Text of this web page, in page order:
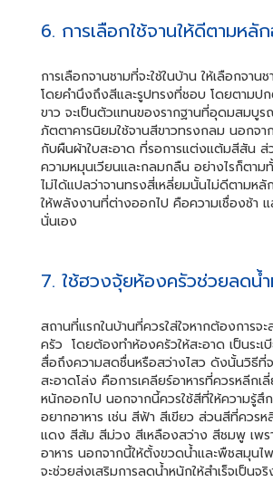
6. การเลือกใช้จานให้ดีตามหลั
การเลือกจานชามที่จะใช้ในบ้าน ให้เลือกจาน
โดยคำนึงถึงสีและรูปทรงที่ชอบ โดยตามป
ขาว จะเป็นตัวแทนของรากฐานที่อุดมสมบู
ภัตตาคารนิยมใช้จานสีขาวทรงกลม นอกจา
กับผืนผ้าใบสะอาด ที่รอการแต่งแต้มสีสัน
ความหมุนเวียนและกลมกลืน อย่างไรก็ตา
ไม่ได้แปลว่าจานทรงสี่เหลี่ยมนั้นไม่ดีตามห
ให้พลังงานที่ต่างออกไป คือความเชื่องช้า
นั่นเอง
7. ใช้ฮวงจุ้ยห้องครัวช่วยลดน้
สถานที่แรกในบ้านที่ควรใส่ใจหากต้องการจ
ครัว โดยต้องทำห้องครัวให้สะอาด เป็นระเ
สื่อถึงความสดชื่นหรือสว่างไสว ดังนั้นวิธีที่จ
สะอาดโล่ง คือการเคลียร์อาหารที่ควรหลีก
หนักออกไป นอกจากนี้ควรใช้สีที่ให้ความรู้
อยากอาหาร เช่น สีฟ้า สีเขียว ส่วนสีที่ควร
แดง สีส้ม สีม่วง สีเหลืองสว่าง สีชมพู เพรา
อาหาร นอกจากนี้ให้ตั้งขวดน้ำและพืชสมุนไ
จะช่วยส่งเสริมการลดน้ำหนักให้สำเร็จเป็นจริ